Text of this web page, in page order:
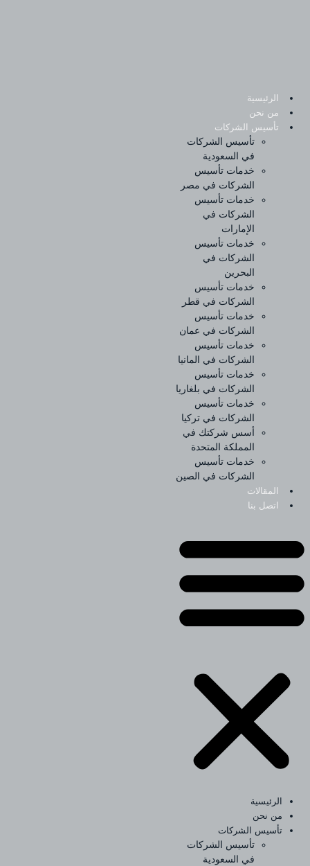
الرئيسية
من نحن
تأسيس الشركات
تأسيس الشركات
في السعودية
خدمات تأسيس
الشركات في مصر
خدمات تأسيس
الشركات في
الإمارات
خدمات تأسيس
الشركات في
البحرين
خدمات تأسيس
الشركات في قطر
خدمات تأسيس
الشركات في عمان
خدمات تأسيس
الشركات في المانيا
خدمات تأسيس
الشركات في بلغاريا
خدمات تأسيس
الشركات في تركيا
أسس شركتك في
المملكة المتحدة
خدمات تأسيس
الشركات في الصين
المقالات
اتصل بنا
الرئيسية
من نحن
تأسيس الشركات
تأسيس الشركات
في السعودية